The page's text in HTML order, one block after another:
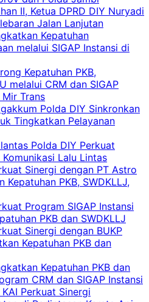
II, Ketua DPRD DIY Nuryadi
Jalan Lanjutan
Kepatuhan
melalui SIGAP Instansi di
Kepatuhan PKB,
melalui CRM dan SIGAP
Trans
Polda DIY Sinkronkan
Tingkatkan Pelayanan
Polda DIY Perkuat
Lalu Lintas
Sinergi dengan PT Astro
PKB, SWDKLLJ,
Program SIGAP Instansi
PKB dan SWDKLLJ
Sinergi dengan BUKP
Kepatuhan PKB dan
Kepatuhan PKB dan
CRM dan SIGAP Instansi
Perkuat Sinergi